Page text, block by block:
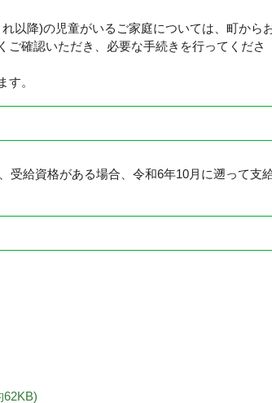
い。) 甲佐町
以降)の児童がいるご家庭については、町から
確認いただき、必要な手続きを行ってくださ
※文
す。
日(木曜日)
受給資格がある場合、令和6年10月に遡って支
62KB)